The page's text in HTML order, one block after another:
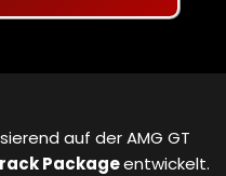
auf der AMG GT
Packageentwickelt.